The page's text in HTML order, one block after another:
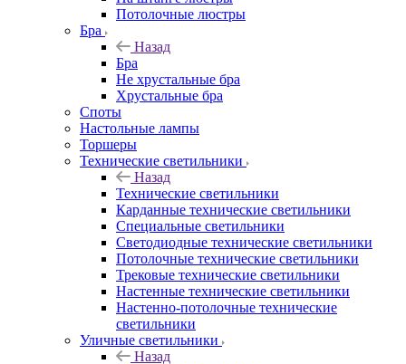
Потолочные люстры
Бра
Назад
Бра
Не хрустальные бра
Хрустальные бра
Споты
Настольные лампы
Торшеры
Технические светильники
Назад
Технические светильники
Карданные технические светильники
Специальные светильники
Светодиодные технические светильники
Потолочные технические светильники
Трековые технические светильники
Настенные технические светильники
Настенно-потолочные технические
светильники
Уличные светильники
Назад